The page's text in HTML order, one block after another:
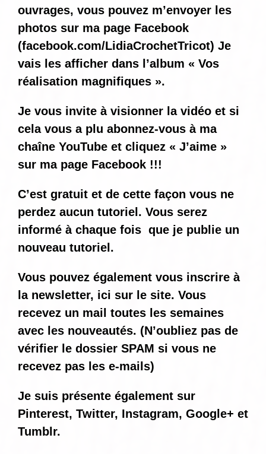
ouvrages, vous pouvez m’envoyer les
photos sur ma page Facebook
(facebook.com/LidiaCrochetTricot) Je
vais les afficher dans l’album « Vos
réalisation magnifiques ».
Je vous invite à visionner la vidéo et si
cela vous a plu abonnez-vous à ma
chaîne YouTube et cliquez « J’aime »
sur ma page Facebook !!!
C’est gratuit et de cette façon vous ne
perdez aucun tutoriel. Vous serez
informé à chaque fois que je publie un
nouveau tutoriel.
Vous pouvez également vous inscrire à
la newsletter, ici sur le site. Vous
recevez un mail toutes les semaines
avec les nouveautés. (N’oubliez pas de
vérifier le dossier SPAM si vous ne
recevez pas les e-mails)
Je suis présente également sur
Pinterest, Twitter, Instagram, Google+ et
Tumblr.